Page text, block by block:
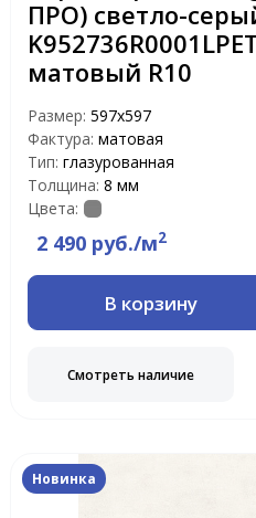
ПРО) светло-
матовый R10
Размер: 597х597
Фактура: матовая
Тип: глазурованная
Толщина: 8 мм
Цвета:
2 490 руб./м2
В корзину
Смотреть наличие
Новинка